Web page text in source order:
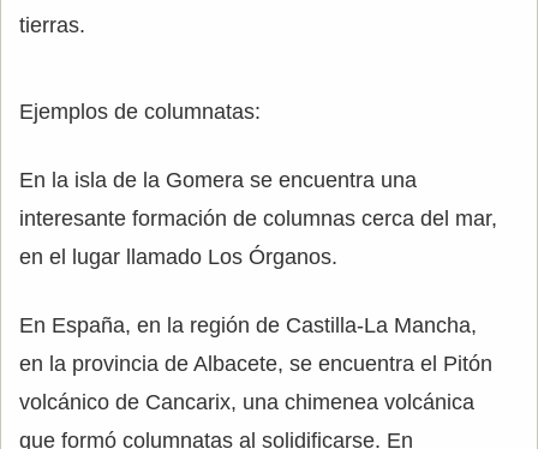
tierras.
Ejemplos de columnatas:
En la isla de la Gomera se encuentra una
interesante formación de columnas cerca del mar,
en el lugar llamado Los Órganos.
En España, en la región de Castilla-La Mancha,
en la provincia de Albacete, se encuentra el Pitón
volcánico de Cancarix, una chimenea volcánica
que formó columnatas al solidificarse. En